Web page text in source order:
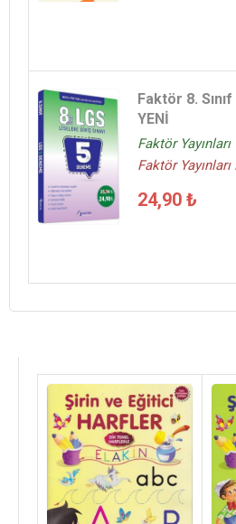
Faktör 8.
YENİ
Faktör Yayınları
Faktör
24,90 ₺